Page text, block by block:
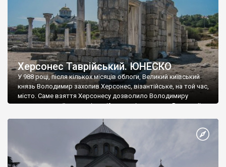
Херсонес Таврійський. ЮНЕСКО
У 988 році, після кількох місяців облоги, Великий київський
князь Володимир захопив Херсонес, візантійське, на той час,
місто. Саме взяття Херсонесу дозволило Володимиру
диктувати свої умови візантійському імператору Василю ІІ, та
Херсонесі Володимир-язичник, став Василем-християнином.
А потім було Хрещення Русі. На честь Херсонесу Таврійського